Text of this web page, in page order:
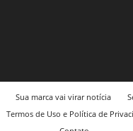
Sua marca vai virar notícia
Termos de Uso e Política de